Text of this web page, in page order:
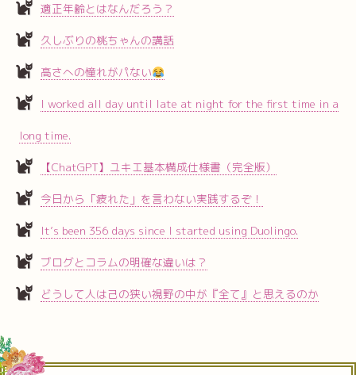
適正年齢とはなんだろう？
久しぶりの桃ちゃんの講話
高さへの憧れがパない
I worked all day until late at night for the first time in a
long time.
【ChatGPT】ユキエ基本構成仕様書（完全版）
今日から「疲れた」を言わない実践するぞ！
It’s been 356 days since I started using Duolingo.
ブログとコラムの明確な違いは？
どうして人は己の狭い視野の中が『全て』と思えるのか